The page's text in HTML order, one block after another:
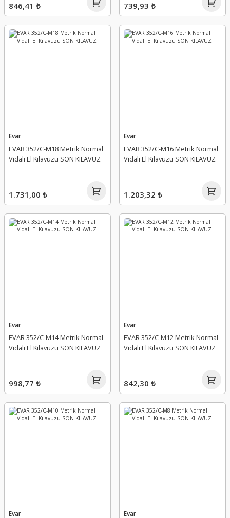
846,41 ₺ 739,93 ₺
Evar
EVAR 352/C-M18 Metrik Normal
Vidalı El Kılavuzu SON KILAVUZ
1.731,00 ₺
Evar
EVAR 352/C-M16 Metrik Normal
Vidalı El Kılavuzu SON KILAVUZ
1.203,32 ₺
Evar
EVAR 352/C-M14 Metrik Normal
Vidalı El Kılavuzu SON KILAVUZ
998,77 ₺
Evar
EVAR 352/C-M12 Metrik Normal
Vidalı El Kılavuzu SON KILAVUZ
842,30 ₺
Evar Evar